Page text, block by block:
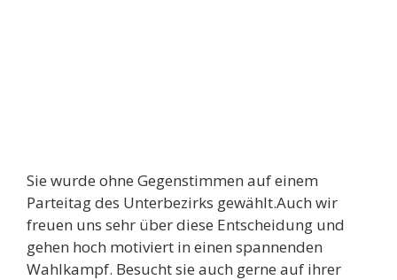
Sie wurde ohne Gegenstimmen auf einem
Parteitag des Unterbezirks gewählt.Auch wir
freuen uns sehr über diese Entscheidung und
gehen hoch motiviert in einen spannenden
Wahlkampf. Besucht sie auch gerne auf ihrer